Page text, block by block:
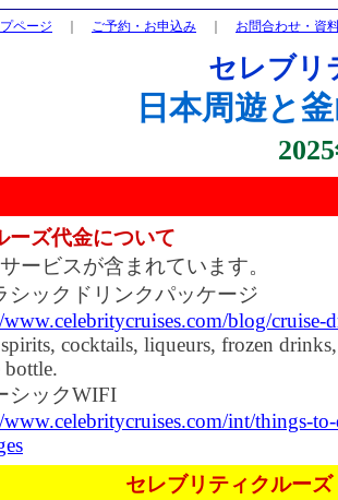
ページ ご予約・お申込み お問合わせ・資
セレブリ
日本周遊と
ズ代金について
ービスが含まれています。
ックドリンクパッケージ
blog/cruise-
spirits, cocktails, liqueurs, frozen
bottle.
ックWIFI
int/things-
セレブリティクルー